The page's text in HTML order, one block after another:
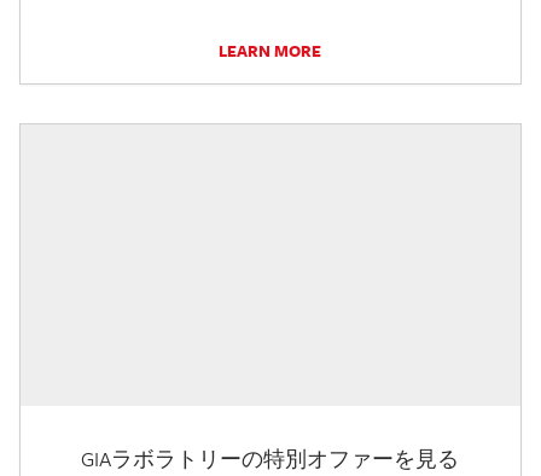
LEARN MORE
GIAラボラトリーの特別オファーを見る